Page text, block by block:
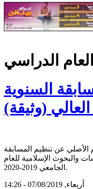
العام الدراسي
السنوية
(وثيقة)
الأصلي عن تنظيم المسابقة
والبحوث الإسلامية للعام
الجامعي 2019-2020.
أربعاء, 07/08/2019 - 14:26